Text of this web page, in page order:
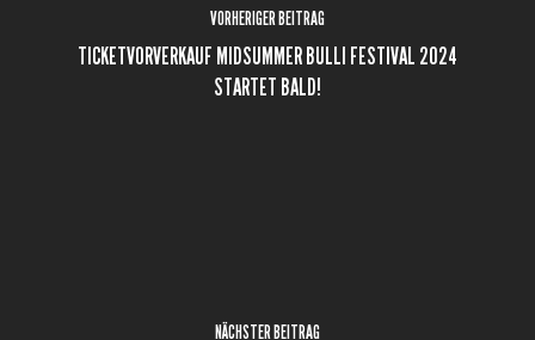
VORHERIGER BEITRAG
TICKETVORVERKAUF MIDSUMMER BULLI FESTIVAL 2024
STARTET BALD!
NÄCHSTER BEITRAG